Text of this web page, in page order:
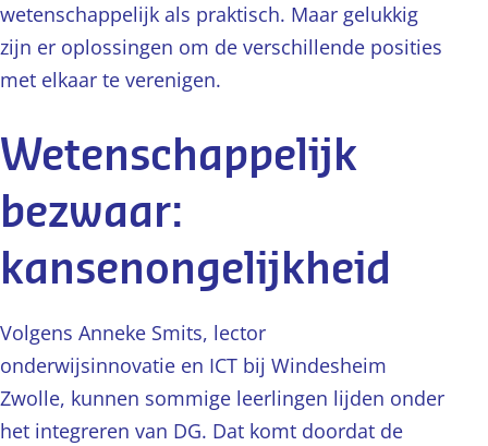
wetenschappelijk als praktisch. Maar gelukkig
zijn er oplossingen om de verschillende posities
met elkaar te verenigen.
Wetenschappelijk
bezwaar:
kansenongelijkheid
Volgens Anneke Smits, lector
onderwijsinnovatie en ICT bij Windesheim
Zwolle, kunnen sommige leerlingen lijden onder
het integreren van DG. Dat komt doordat de